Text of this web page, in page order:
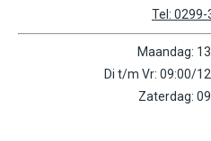
Tel:
Maandag:
Di t/m Vr: 09:00/
Zaterdag: